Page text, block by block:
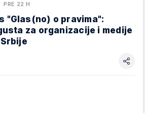
PRE 22 H
"Glas(no) o pravima":
za organizacije i medije